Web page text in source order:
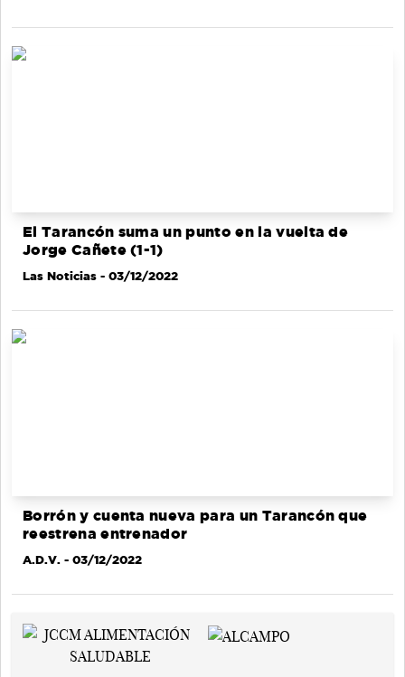
El Tarancón suma un punto en la vuelta de
Jorge Cañete (1-1)
Las Noticias - 03/12/2022
Borrón y cuenta nueva para un Tarancón que
reestrena entrenador
A.D.V. - 03/12/2022